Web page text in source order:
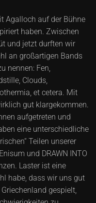
Agalloch auf der Bühne
haben. Zwischen
und jetzt durften wir
an großartigen Bands
nennen: Fen,
Clouds,
et cetera. Mit
gut klargekommen.
aufgetreten und
eine unterschiedliche
Teilen unserer
und DRAWN INTO
Laster ist eine
habe, dass wir uns gut
gespielt,